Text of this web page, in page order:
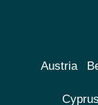
Austria
Cyprus